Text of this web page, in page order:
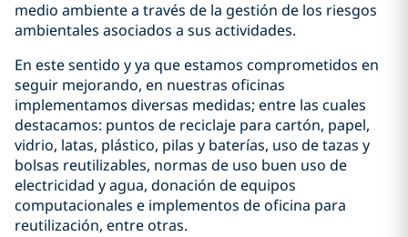
medio ambiente a través de la gestión de los riesgos
ambientales asociados a sus actividades.
En este sentido y ya que estamos comprometidos en
seguir mejorando, en nuestras oficinas
implementamos diversas medidas; entre las cuales
destacamos: puntos de reciclaje para cartón, papel,
vidrio, latas, plástico, pilas y baterías, uso de tazas y
bolsas reutilizables, normas de uso buen uso de
electricidad y agua, donación de equipos
computacionales e implementos de oficina para
reutilización, entre otras.